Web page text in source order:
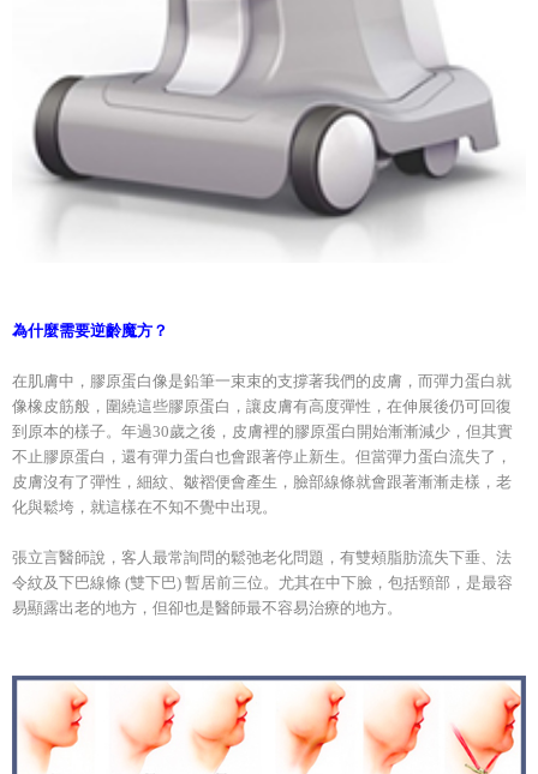
為什麼需要逆齡魔方？
在肌膚中，膠原蛋白像是鉛筆一束束的支撐著我們的皮膚，而彈力蛋白就
像橡皮筋般，圍繞這些膠原蛋白，讓皮膚有高度彈性，在伸展後仍可回復
到原本的樣子。年過30歲之後，皮膚裡的膠原蛋白開始漸漸減少，但其實
不止膠原蛋白，還有彈力蛋白也會跟著停止新生。但當彈力蛋白流失了，
皮膚沒有了彈性，細紋、皺褶便會產生，臉部線條就會跟著漸漸走樣，老
化與鬆垮，就這樣在不知不覺中出現。
張立言醫師說，客人最常詢問的鬆弛老化問題，有雙頰脂肪流失下垂、法
令紋及下巴線條 (雙下巴) 暫居前三位。尤其在中下臉，包括頸部，是最容
易顯露出老的地方，但卻也是醫師最不容易治療的地方。